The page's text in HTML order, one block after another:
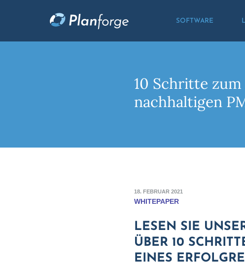
SOFTWARE
10 Schritte
nachhaltigen
18. FEBRUAR 2021
WHITEPAPER
LESEN SIE
ÜBER 10
EINES